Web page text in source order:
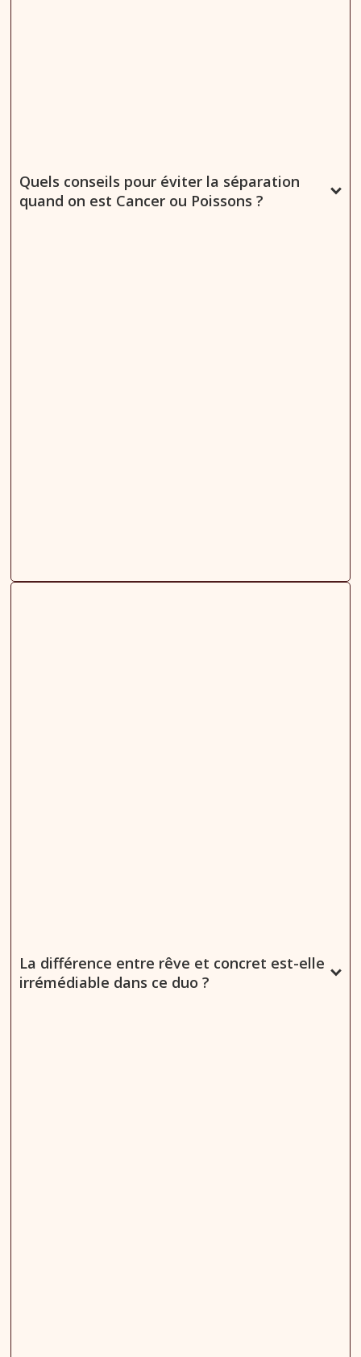
Quels conseils pour éviter la séparation
quand on est Cancer ou Poissons ?
La différence entre rêve et concret est-elle
irrémédiable dans ce duo ?